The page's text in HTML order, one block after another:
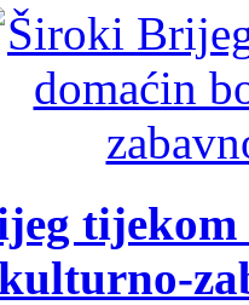
tijekom
kulturno-